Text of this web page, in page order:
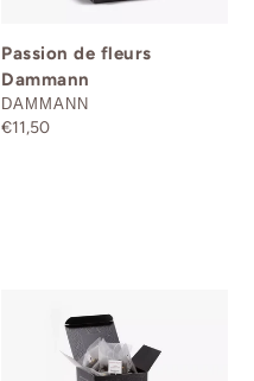
Passion de fleurs
Dammann
DISTRIBUTEUR
DAMMANN
Prix
€11,50
Dammann